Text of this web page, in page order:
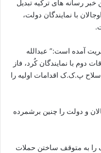
خبر رسانه های ترکیه تبدیل
اساسی اوجالان با نمایندگان دولت،
آمده است:” عبدالله
دوم با نمایندگان کُرد، فاز
پ.ک.ک اقدامات اولیه را
و دولت را چنین برشمرده
را به متوقف ساختن حملات